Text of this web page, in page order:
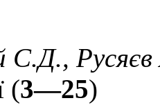
С.Д.,
(3—25)